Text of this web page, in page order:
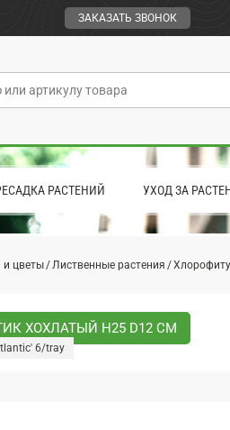
ЗАКАЗАТЬ ЗВОНОК
РАСТЕНИЙ УХОД ЗА
и цветы Лиственные растения
ХОХЛАТЫЙ H25 D12 СМ
6/tray